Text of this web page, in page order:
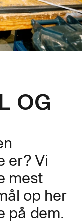
OG
er? Vi
mest
op her
på dem.